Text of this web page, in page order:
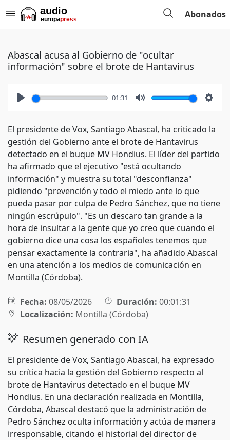
Abonados
Abascal acusa al Gobierno de "ocultar
información" sobre el brote de Hantavirus
01:31
El presidente de Vox, Santiago Abascal, ha criticado la
gestión del Gobierno ante el brote de Hantavirus
detectado en el buque MV Hondius. El líder del partido
ha afirmado que el ejecutivo "está ocultando
información" y muestra su total "desconfianza"
pidiendo "prevención y todo el miedo ante lo que
pueda pasar por culpa de Pedro Sánchez, que no tiene
ningún escrúpulo". "Es un descaro tan grande a la
hora de insultar a la gente que yo creo que cuando el
gobierno dice una cosa los españoles tenemos que
pensar exactamente la contraria", ha añadido Abascal
en una atención a los medios de comunicación en
Montilla (Córdoba).
Fecha: 08/05/2026 Duración: 00:01:31
Localización: Montilla (Córdoba)
Resumen generado con IA
El presidente de Vox, Santiago Abascal, ha expresado
su crítica hacia la gestión del Gobierno respecto al
brote de Hantavirus detectado en el buque MV
Hondius. En una declaración realizada en Montilla,
Córdoba, Abascal destacó que la administración de
Pedro Sánchez oculta información y actúa de manera
irresponsable, citando el historial del director de